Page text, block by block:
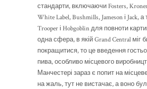
стандарти, включаючи Fosters,
White Label, Bushmills, Jameson і Jack,
Trooper і Hobgoblin для повноти
одна сфера, в якій Grand Central міг
покращитися, то це введення
пива, особливо місцевого
Манчестері зараз є попит на
на жаль, тут не вистачає, а воно